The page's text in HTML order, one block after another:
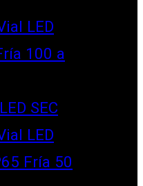
LED
100 a
SEC
LED
Fría 50